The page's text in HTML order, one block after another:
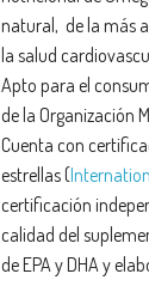
natural, de la más
la salud
Apto para el
de la Organización
Cuenta con
estrellas (
certificación
calidad del
de EPA y DHA y